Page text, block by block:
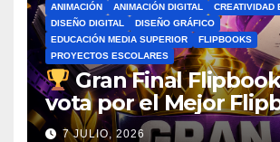
ANIMACIÓN ANIMACIÓN DIGITAL
CREATIVIDAD
DISEÑO DIGITAL
DISEÑO GRÁFICO
EDUCACIÓN MEDIA SUPERIOR
FLIPBOOKS
PROYECTOS ESCOLARES
Gran Final
vota por el Mejor
del Ciclo Escolar
7 JULIO, 2026